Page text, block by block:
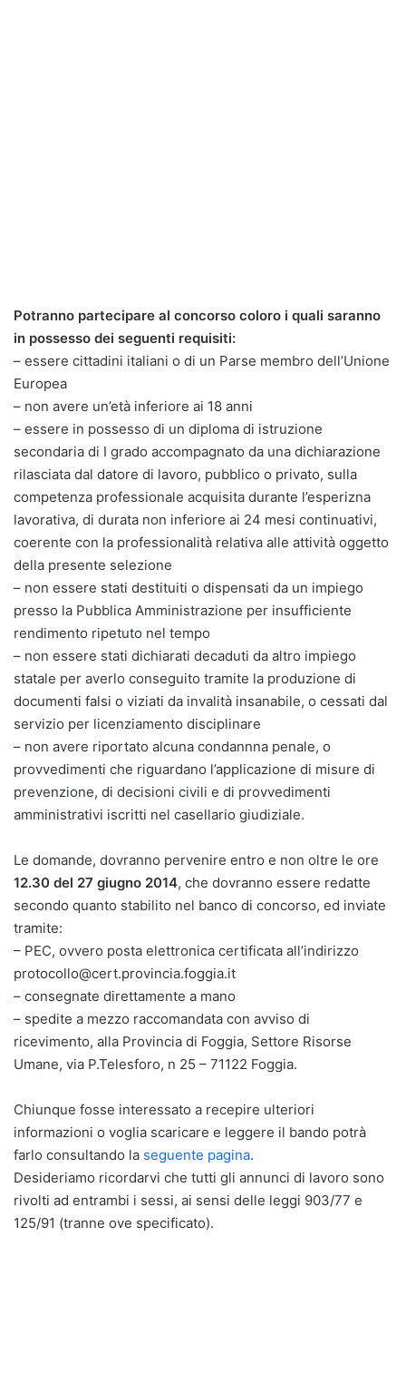
Potranno partecipare al concorso coloro i quali saranno
in possesso dei seguenti requisiti:
– essere cittadini italiani o di un Parse membro dell’Unione
Europea
– non avere un’età inferiore ai 18 anni
– essere in possesso di un diploma di istruzione
secondaria di I grado accompagnato da una dichiarazione
rilasciata dal datore di lavoro, pubblico o privato, sulla
competenza professionale acquisita durante l’esperizna
lavorativa, di durata non inferiore ai 24 mesi continuativi,
coerente con la professionalità relativa alle attività oggetto
della presente selezione
– non essere stati destituiti o dispensati da un impiego
presso la Pubblica Amministrazione per insufficiente
rendimento ripetuto nel tempo
– non essere stati dichiarati decaduti da altro impiego
statale per averlo conseguito tramite la produzione di
documenti falsi o viziati da invalità insanabile, o cessati dal
servizio per licenziamento disciplinare
– non avere riportato alcuna condannna penale, o
provvedimenti che riguardano l’applicazione di misure di
prevenzione, di decisioni civili e di provvedimenti
amministrativi iscritti nel casellario giudiziale.
Le domande, dovranno pervenire entro e non oltre le ore
12.30 del 27 giugno 2014, che dovranno essere redatte
secondo quanto stabilito nel banco di concorso, ed inviate
tramite:
– PEC, ovvero posta elettronica certificata all’indirizzo
protocollo@cert.provincia.foggia.it
– consegnate direttamente a mano
– spedite a mezzo raccomandata con avviso di
ricevimento, alla Provincia di Foggia, Settore Risorse
Umane, via P.Telesforo, n 25 – 71122 Foggia.
Chiunque fosse interessato a recepire ulteriori
informazioni o voglia scaricare e leggere il bando potrà
farlo consultando la seguente pagina.
Desideriamo ricordarvi che tutti gli annunci di lavoro sono
rivolti ad entrambi i sessi, ai sensi delle leggi 903/77 e
125/91 (tranne ove specificato).